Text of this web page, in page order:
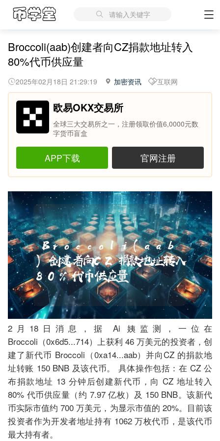
请输入关键字
Broccoli(aab)创建者向CZ捐款地址转入
80%代币供应量
2025年02月18日 21:29:19 加密资讯 互联网
欧易OKX交易所
全球三大交易所之一，注册领取价值6,0000元数
字货币盲盒
APP下载 官网注册
2月18日消息，据 Ai 姨监测，一位在
Broccoli（0x6d5...714）上获利 46 万美元的投资者，创
建了新代币 Broccoli（0xa14...aab）并向CZ 的捐款地
址转账 150 BNB 及该代币。 具体操作包括：在 CZ 公
布捐款地址 13 分钟后创建新代币，向 CZ 地址转入
80% 代币供应量（约 7.97 亿枚）及 150 BNB。该新代
币实际市值约 700 万美元，为显示市值的 20%。目前该
投资者作为开发者地址持有 1062 万枚代币，是该代币
最大持有者。